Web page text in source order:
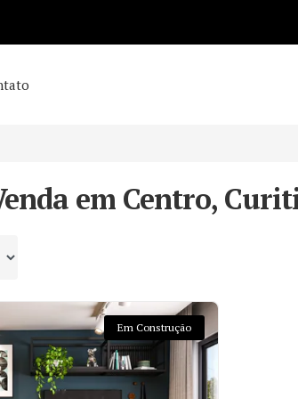
em Centro,
Em Construção